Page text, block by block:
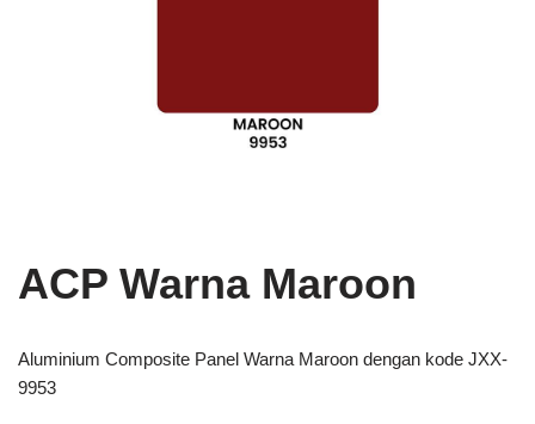
ACP Warna Maroon
Aluminium Composite Panel Warna Maroon dengan kode JXX-
9953